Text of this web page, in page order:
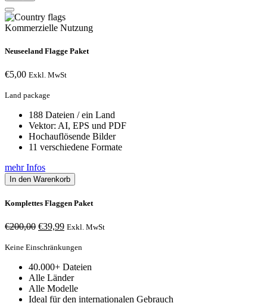
Kommerzielle Nutzung
Neuseeland Flagge Paket
€5,00 Exkl. MwSt
Land package
188 Dateien / ein Land
Vektor: AI, EPS und PDF
Hochauflösende Bilder
11 verschiedene Formate
mehr Infos
In den Warenkorb
Komplettes Flaggen Paket
€200,00 Ursprünglicher
war:
€39,99Aktueller
ist:
Exkl. MwSt
Keine Einschränkungen
40.000+ Dateien
Alle Länder
Alle Modelle
Ideal für den internationalen Gebrauch